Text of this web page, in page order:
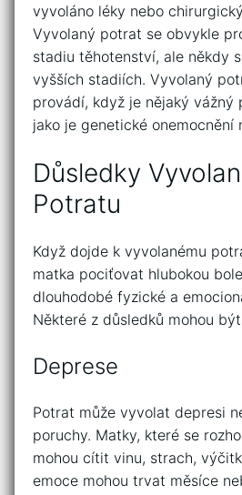
vyvoláno léky nebo
Vyvolaný potrat se obvykle
stadiu těhotenství, ale někdy
vyšších stadiích. Vyvolaný
provádí, když je nějaký vážný
jako je genetické onemocnění
Důsledky
Potratu
Když dojde k vyvolanému
matka pociťovat hlubokou
dlouhodobé fyzické a
Některé z důsledků mohou
Deprese
Potrat může vyvolat depresi
poruchy. Matky, které se
mohou cítit vinu, strach,
emoce mohou trvat měsíce